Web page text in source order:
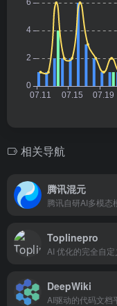
相关导航
腾讯混元
腾讯自研AI多模态
Toplinepro
AI 优化的完全自
DeepWiki
AI驱动的代码文档